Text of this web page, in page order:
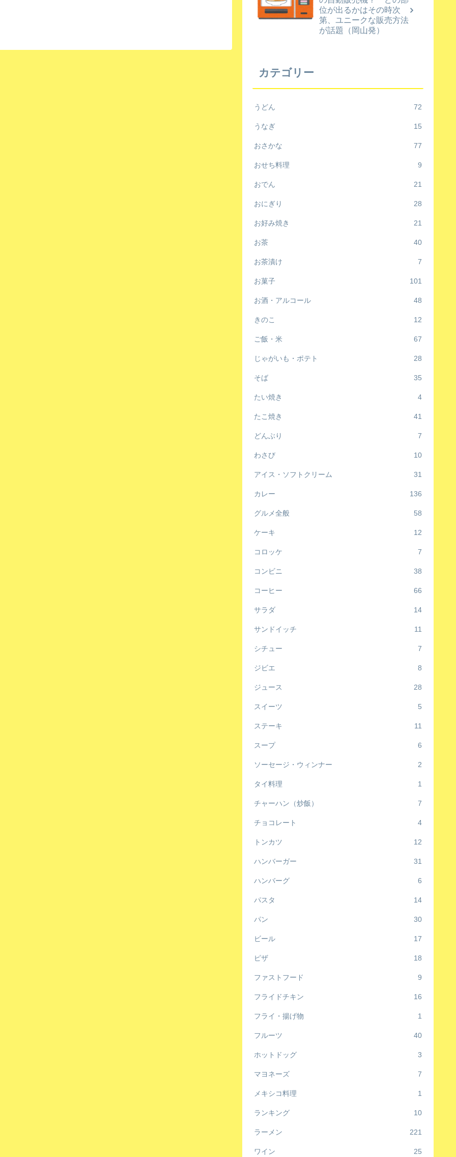
位が出るかはその時次
第、ユニークな販売方法
が話題（岡山発）
カテゴリー
うどん 72
うなぎ 15
おさかな 77
おせち料理 9
おでん 21
おにぎり 28
お好み焼き 21
お茶 40
お茶漬け 7
お菓子 101
お酒・アルコール 48
きのこ 12
ご飯・米 67
じゃがいも・ポテト 28
そば 35
たい焼き 4
たこ焼き 41
どんぶり 7
わさび 10
アイス・ソフトクリーム 31
カレー 136
グルメ全般 58
ケーキ 12
コロッケ 7
コンビニ 38
コーヒー 66
サラダ 14
サンドイッチ 11
シチュー 7
ジビエ 8
ジュース 28
スイーツ 5
ステーキ 11
スープ 6
ソーセージ・ウィンナー 2
タイ料理 1
チャーハン（炒飯） 7
チョコレート 4
トンカツ 12
ハンバーガー 31
ハンバーグ 6
パスタ 14
パン 30
ビール 17
ピザ 18
ファストフード 9
フライドチキン 16
フライ・揚げ物 1
フルーツ 40
ホットドッグ 3
マヨネーズ 7
メキシコ料理 1
ランキング 10
ラーメン 221
ワイン 25